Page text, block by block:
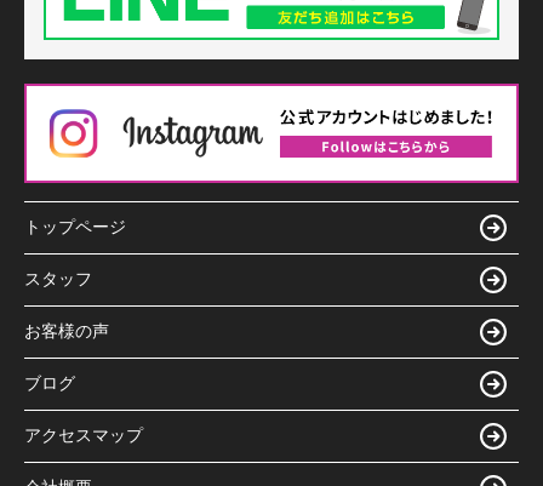
トップページ
スタッフ
お客様の声
ブログ
アクセスマップ